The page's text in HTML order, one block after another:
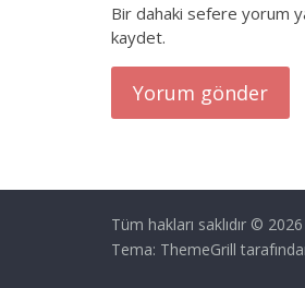
Bir dahaki sefere yorum
kaydet.
Tüm hakları saklıdır © 2026
Tema: ThemeGrill